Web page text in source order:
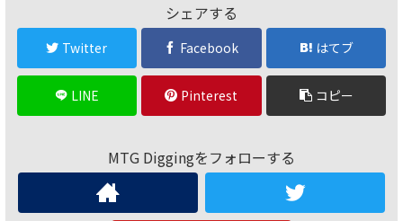
シェアする
Twitter Facebook はてブ
LINE Pinterest コピー
MTG Diggingをフォローする